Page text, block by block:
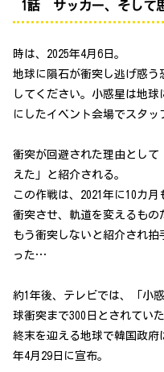
1話 サッカー、そして
時は、2025年4月6日。
地球に隕石が衝突し逃げ惑う
してください。小惑星は地
にしたイベント会場でスタッ
衝突が回避された理由として
えた」と紹介される。
この作戦は、2021年に10カ
衝突させ、軌道を変えるもの
もう衝突しないと紹介され
った…
約1年後、テレビでは、「小
球衝突まで300日とされていた
終末を迎える地球で韓国政府
年4月29日に宣布。